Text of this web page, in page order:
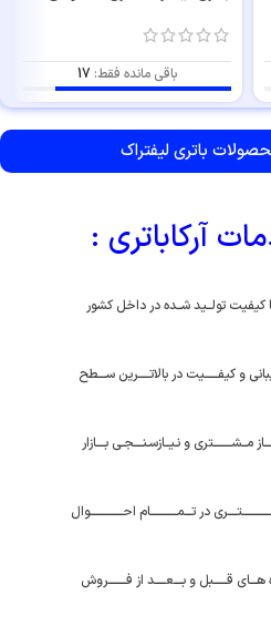
باقی مانده فقط: 17
باتری‌ لیفتراک
آرکاباتری :
با کیفیت تولــید شــده در داخل کشور
و کیفــــــیت در بالاتـــــرین ســــطح
مــشــــــــتری و نـیــازسـنــــجـی بــــازار
در تـــمــــــــــــام احـــــــــــــــوال
هـــای قــــــبل و بــــعـــــد از فــــــــروش